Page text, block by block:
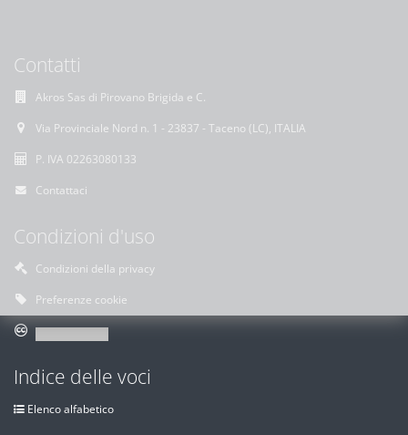
Contatti
Akros Sas di Pirovano Brigida e C.
Via Provinciale Nord n. 1 - 23837 - Taceno (LC), ITALIA
P. IVA 02263080133
Contattaci
Condizioni d'uso
Condizioni della privacy
Preferenze cookie
Indice delle voci
Elenco alfabetico